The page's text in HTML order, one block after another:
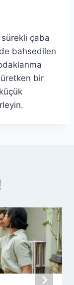
çaba
bahsedilen
bir